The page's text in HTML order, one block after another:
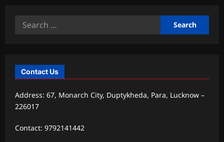
Search
Contact Us
Address: 67, Monarch City, Duptykheda, Para, Lucknow –
226017
Contact: 9792141442